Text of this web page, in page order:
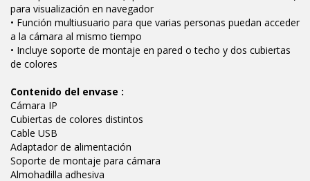
para visualización en navegador
• Función multiusuario para que varias personas puedan acceder
a la cámara al mismo tiempo
• Incluye soporte de montaje en pared o techo y dos cubiertas
de colores
Contenido del envase :
Cámara IP
Cubiertas de colores distintos
Cable USB
Adaptador de alimentación
Soporte de montaje para cámara
Almohadilla adhesiva